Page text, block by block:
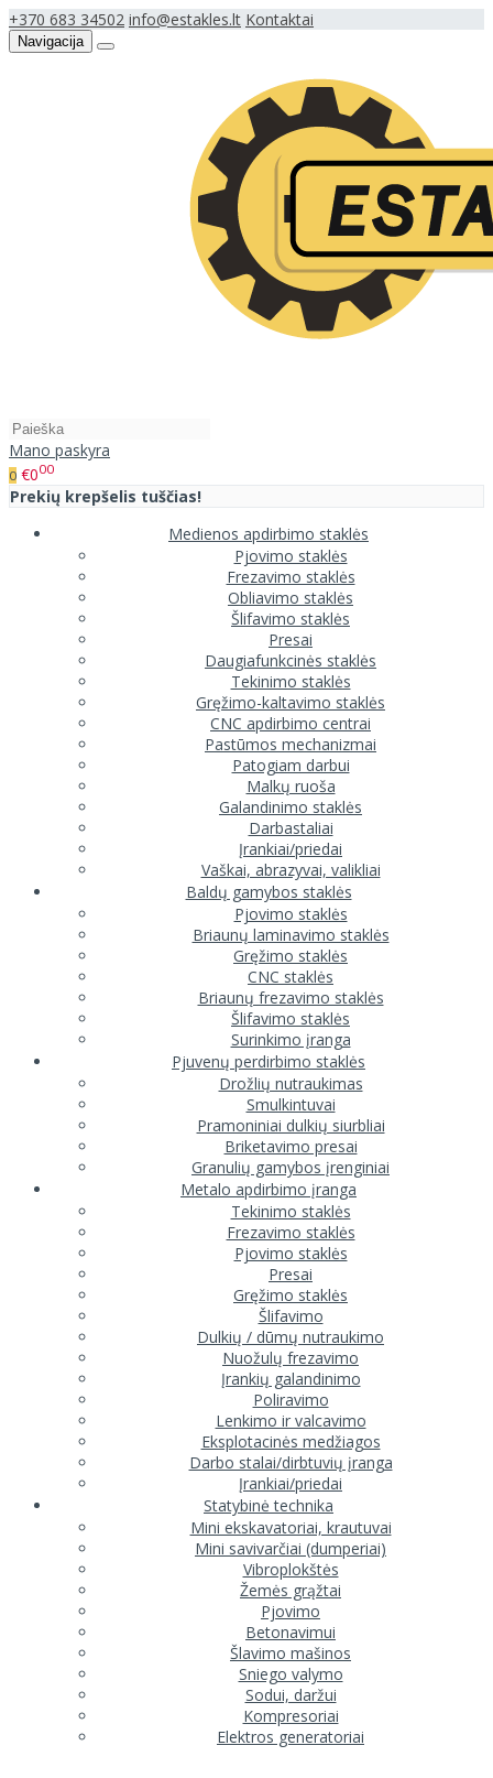
+370 683 34502 info@estakles.lt Kontaktai
Navigacija
Mano paskyra
0 €000
Prekių krepšelis tuščias!
Medienos apdirbimo staklės
Pjovimo staklės
Frezavimo staklės
Obliavimo staklės
Šlifavimo staklės
Presai
Daugiafunkcinės staklės
Tekinimo staklės
Gręžimo-kaltavimo staklės
CNC apdirbimo centrai
Pastūmos mechanizmai
Patogiam darbui
Malkų ruoša
Galandinimo staklės
Darbastaliai
Įrankiai/priedai
Vaškai, abrazyvai, valikliai
Baldų gamybos staklės
Pjovimo staklės
Briaunų laminavimo staklės
Gręžimo staklės
CNC staklės
Briaunų frezavimo staklės
Šlifavimo staklės
Surinkimo įranga
Pjuvenų perdirbimo staklės
Drožlių nutraukimas
Smulkintuvai
Pramoniniai dulkių siurbliai
Briketavimo presai
Granulių gamybos įrenginiai
Metalo apdirbimo įranga
Tekinimo staklės
Frezavimo staklės
Pjovimo staklės
Presai
Gręžimo staklės
Šlifavimo
Dulkių / dūmų nutraukimo
Nuožulų frezavimo
Įrankių galandinimo
Poliravimo
Lenkimo ir valcavimo
Eksplotacinės medžiagos
Darbo stalai/dirbtuvių įranga
Įrankiai/priedai
Statybinė technika
Mini ekskavatoriai, krautuvai
Mini savivarčiai (dumperiai)
Vibroplokštės
Žemės grąžtai
Pjovimo
Betonavimui
Šlavimo mašinos
Sniego valymo
Sodui, daržui
Kompresoriai
Elektros generatoriai